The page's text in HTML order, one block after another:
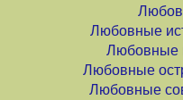
Любовные
Любовные
Любовные
Любовные